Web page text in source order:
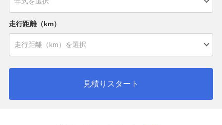
走行距離（km）
見積りスタート